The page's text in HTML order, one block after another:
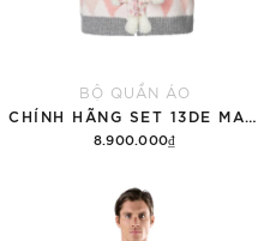
BỘ QUẦN ÁO
8.900.000₫